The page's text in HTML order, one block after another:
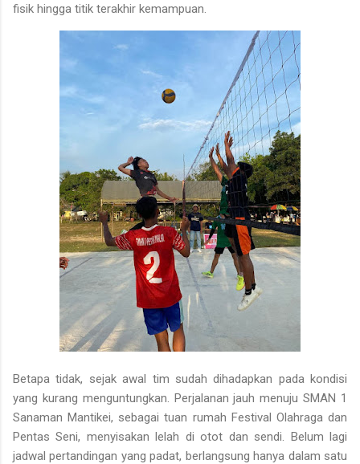
fisik hingga titik terakhir kemampuan.
Betapa tidak, sejak awal tim sudah dihadapkan pada kondisi
yang kurang menguntungkan. Perjalanan jauh menuju SMAN 1
Sanaman Mantikei, sebagai tuan rumah Festival Olahraga dan
Pentas Seni, menyisakan lelah di otot dan sendi. Belum lagi
jadwal pertandingan yang padat, berlangsung hanya dalam satu